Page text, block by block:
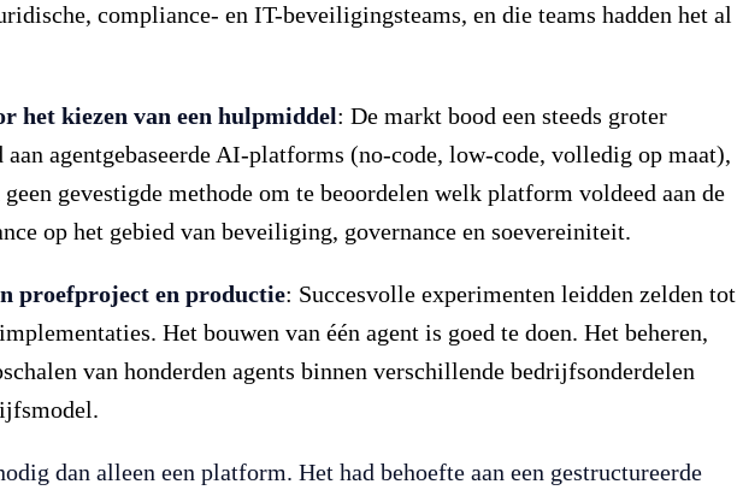
compliance- en IT-beveiligingsteams, en die teams hadden het al
het kiezen van een hulpmiddel: De markt bood een steeds groter
aan agentgebaseerde AI-platforms (no-code, low-code, volledig op maat),
geen gevestigde methode om te beoordelen welk platform voldeed aan de
op het gebied van beveiliging, governance en soevereiniteit.
proefproject en productie: Succesvolle experimenten leidden zelden tot
Het bouwen van één agent is goed te doen. Het beheren,
van honderden agents binnen verschillende bedrijfsonderdelen
dan alleen een platform. Het had behoefte aan een gestructureerde